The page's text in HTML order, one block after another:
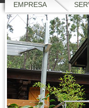
EMPRESA